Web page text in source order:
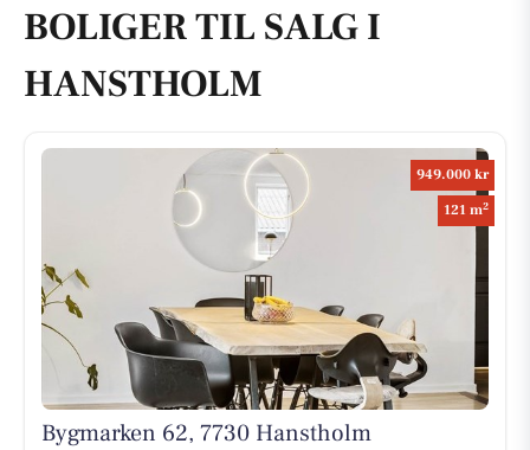
BOLIGER TIL SALG I
HANSTHOLM
949.000 kr
121 m2
Bygmarken 62, 7730 Hanstholm